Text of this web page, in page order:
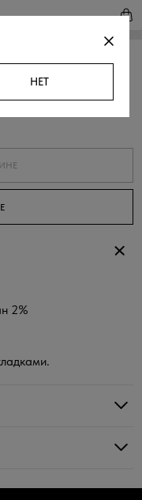
2%
НЕТ